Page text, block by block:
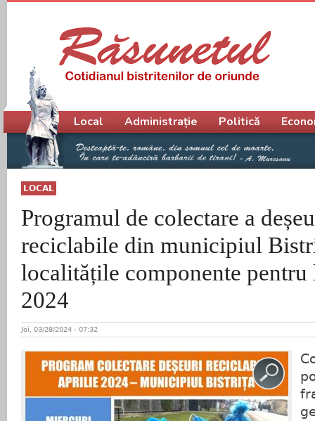
LOCAL
Programul de colectare a
reciclabile din municipiul
localitățile componente
2024
Joi, 03/28/2024 - 07:32
Meniu principal
Local Administrație Politică